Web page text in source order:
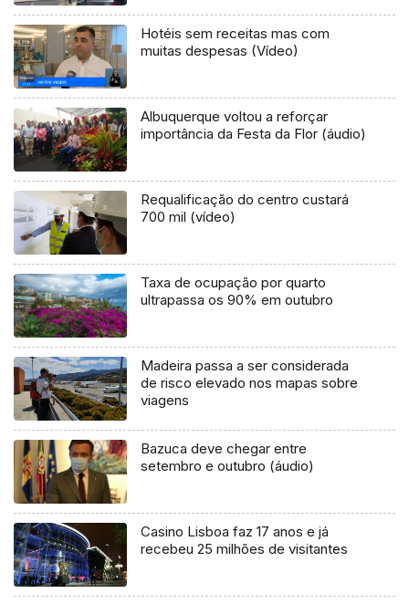
Hotéis sem receitas mas com
muitas despesas (Vídeo)
Albuquerque voltou a reforçar
importância da Festa da Flor (áudio)
Requalificação do centro custará
700 mil (vídeo)
Taxa de ocupação por quarto
ultrapassa os 90% em outubro
Madeira passa a ser considerada
de risco elevado nos mapas sobre
viagens
Bazuca deve chegar entre
setembro e outubro (áudio)
Casino Lisboa faz 17 anos e já
recebeu 25 milhões de visitantes